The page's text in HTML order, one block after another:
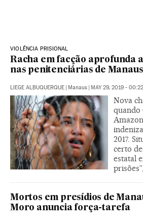
VIOLÊNCIA PRISIONAL
Racha em facção aprofunda
nas penitenciárias de Manaus
LIEGE ALBUQUERQUE | Manaus | MAY 29, 2019 - 00:22
Nova
quando
2017.
certo
estatal
Mortos em presídios de
Moro anuncia força-tarefa